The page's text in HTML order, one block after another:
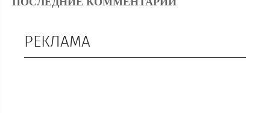
РЕКЛАМА